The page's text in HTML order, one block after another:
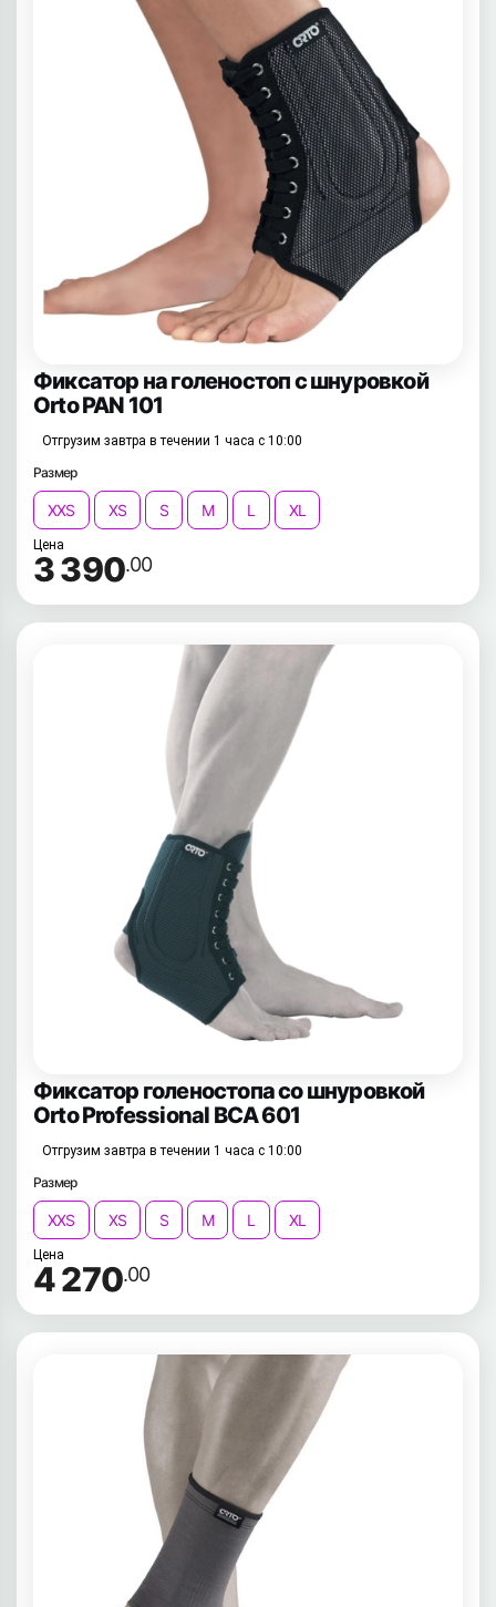
Фиксатор на голеностоп с шнуровкой
Orto PAN 101
Отгрузим завтра в течении 1 часа с 10:00
Размер
XXS XS S M L XL
Цена
3 390.00
Фиксатор голеностопа со шнуровкой
Orto Professional BCA 601
Отгрузим завтра в течении 1 часа с 10:00
Размер
XXS XS S M L XL
Цена
4 270.00